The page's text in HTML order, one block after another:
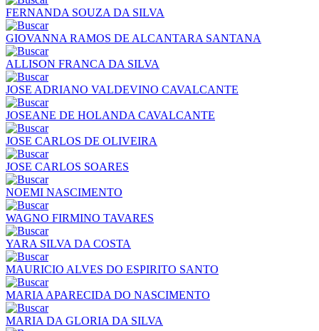
FERNANDA SOUZA DA SILVA
GIOVANNA RAMOS DE ALCANTARA SANTANA
ALLISON FRANCA DA SILVA
JOSE ADRIANO VALDEVINO CAVALCANTE
JOSEANE DE HOLANDA CAVALCANTE
JOSE CARLOS DE OLIVEIRA
JOSE CARLOS SOARES
NOEMI NASCIMENTO
WAGNO FIRMINO TAVARES
YARA SILVA DA COSTA
MAURICIO ALVES DO ESPIRITO SANTO
MARIA APARECIDA DO NASCIMENTO
MARIA DA GLORIA DA SILVA